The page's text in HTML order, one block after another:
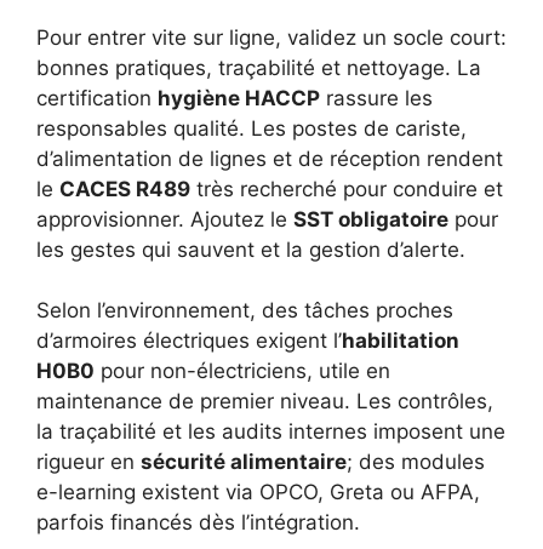
Pour entrer vite sur ligne, validez un socle court:
bonnes pratiques, traçabilité et nettoyage. La
certification hygiène HACCP rassure les
responsables qualité. Les postes de cariste,
d’alimentation de lignes et de réception rendent
le CACES R489 très recherché pour conduire et
approvisionner. Ajoutez le SST obligatoire pour
les gestes qui sauvent et la gestion d’alerte.
Selon l’environnement, des tâches proches
d’armoires électriques exigent l’habilitation
H0B0 pour non-électriciens, utile en
maintenance de premier niveau. Les contrôles,
la traçabilité et les audits internes imposent une
rigueur en sécurité alimentaire; des modules
e-learning existent via OPCO, Greta ou AFPA,
parfois financés dès l’intégration.